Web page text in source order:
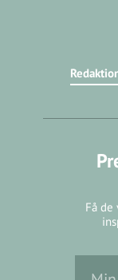
Få de